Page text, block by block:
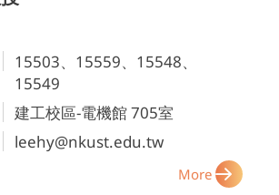
15503、15559、15548、
15549
建工校區-電機館 705室
leehy@nkust.edu.tw
More